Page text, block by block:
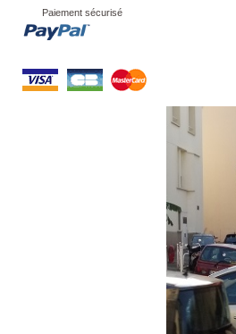
Paiement sécurisé